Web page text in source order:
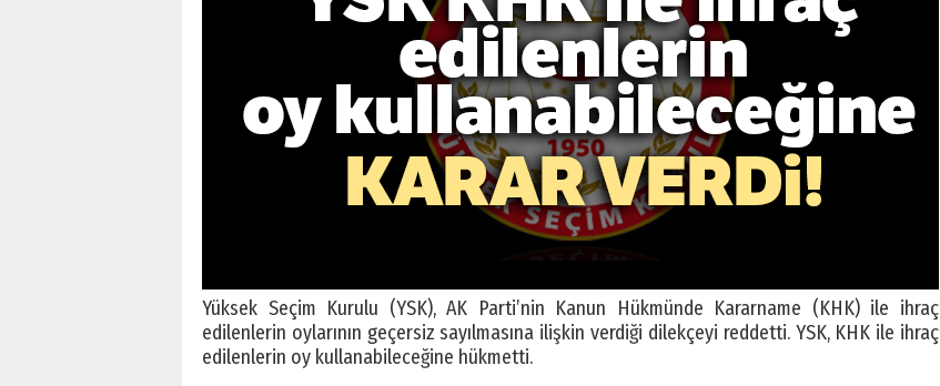
Yüksek Seçim Kurulu (YSK), AK Parti’nin Kanun Hükmünde Kararname (KHK) ile ihraç
edilenlerin oylarının geçersiz sayılmasına ilişkin verdiği dilekçeyi reddetti. YSK, KHK ile ihraç
edilenlerin oy kullanabileceğine hükmetti.